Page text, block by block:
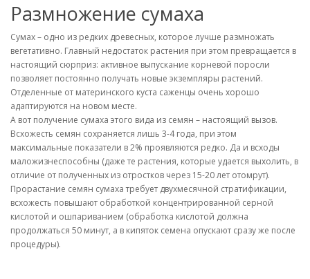
Размножение сумаха
Сумах – одно из редких древесных, которое лучше размножать
вегетативно. Главный недостаток растения при этом превращается в
настоящий сюрприз: активное выпускание корневой поросли
позволяет постоянно получать новые экземпляры растений.
Отделенные от материнского куста саженцы очень хорошо
адаптируются на новом месте.
А вот получение сумаха этого вида из семян – настоящий вызов.
Всхожесть семян сохраняется лишь 3-4 года, при этом
максимальные показатели в 2% проявляются редко. Да и всходы
маложизнеспособны (даже те растения, которые удается выхолить, в
отличие от полученных из отростков через 15-20 лет отомрут).
Прорастание семян сумаха требует двухмесячной стратификации,
всхожесть повышают обработкой концентрированной серной
кислотой и ошпариванием (обработка кислотой должна
продолжаться 50 минут, а в кипяток семена опускают сразу же после
процедуры).